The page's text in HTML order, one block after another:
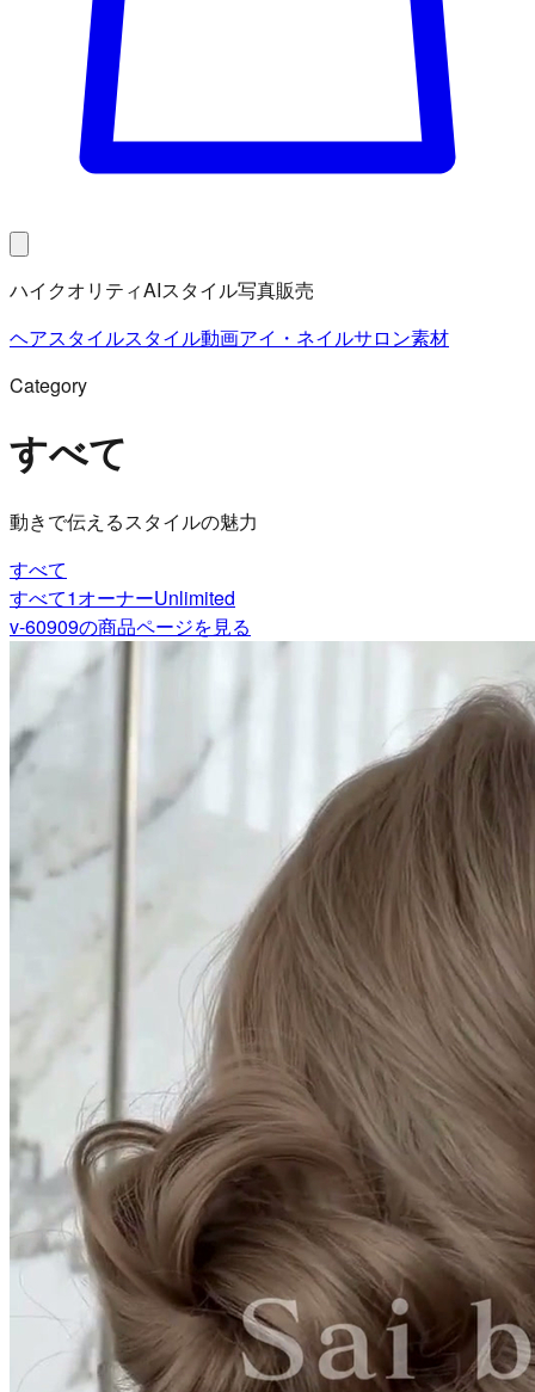
ハイクオリティAIスタイル写真販売
ヘアスタイルスタイル動画アイ・ネイルサロン素材
Category
すべて
動きで伝えるスタイルの魅力
すべて
すべて1オーナーUnlimited
v-60909の商品ページを見る